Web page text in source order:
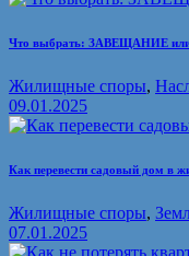
Что выбрать: ЗАВЕЩАНИЕ
Жилищные споры,
09.01.2025
Как перевести садовый дом в
Жилищные споры,
07.01.2025